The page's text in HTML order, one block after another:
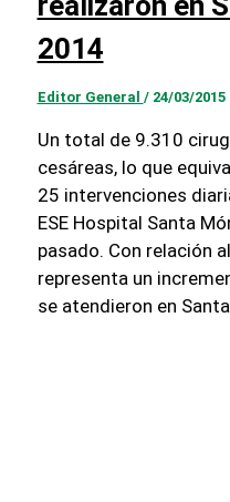
2014
Editor General / 24/03/2015
Un total de 9.310
cesáreas, lo que
25 intervenciones
ESE Hospital Santa
pasado. Con relación
representa un
se atendieron en Santa